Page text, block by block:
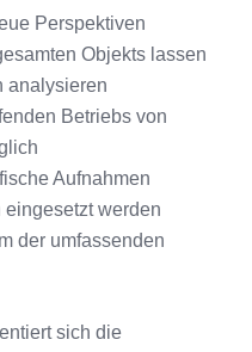
Perspektiven
Objekts lassen
analysieren
Betriebs von
Aufnahmen
werden
der umfassenden
sich die